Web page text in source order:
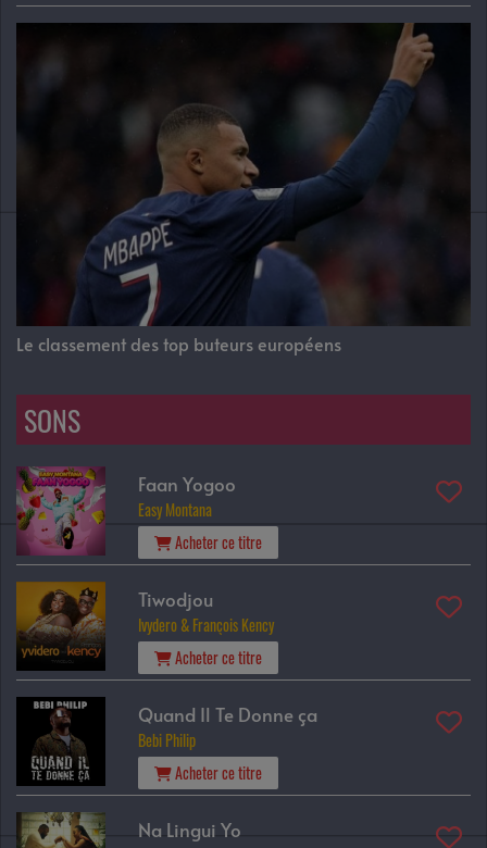
Le classement des top buteurs européens
SONS
Faan Yogoo
Easy Montana
Acheter ce titre
Tiwodjou
Ivydero & François Kency
Acheter ce titre
Quand Il Te Donne ça
Bebi Philip
Acheter ce titre
Na Lingui Yo